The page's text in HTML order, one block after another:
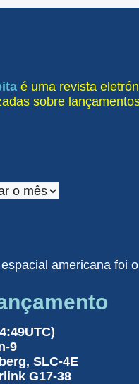
é uma revista
sobre
americana foi
9
SLC-4E
G17-38